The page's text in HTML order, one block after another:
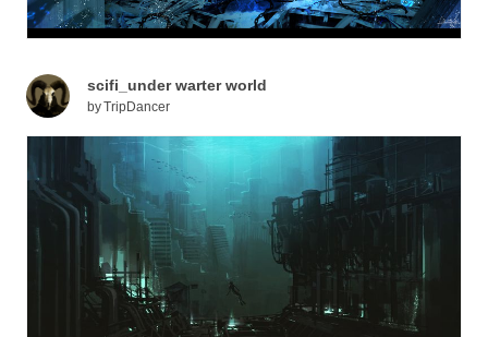
scifi_under warter world
byTripDancer